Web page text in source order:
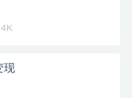
现